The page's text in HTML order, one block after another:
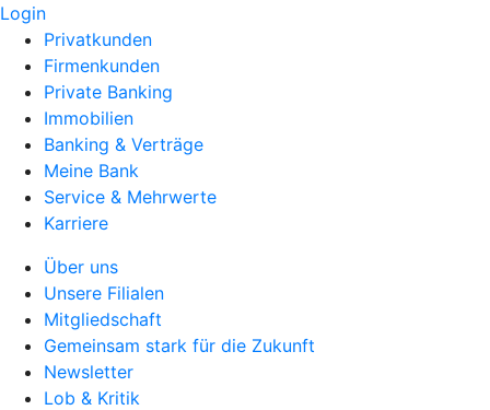
Login
Privatkunden
Firmenkunden
Private Banking
Immobilien
Banking & Verträge
Meine Bank
Service & Mehrwerte
Karriere
Über uns
Unsere Filialen
Mitgliedschaft
Gemeinsam stark für die Zukunft
Newsletter
Lob & Kritik